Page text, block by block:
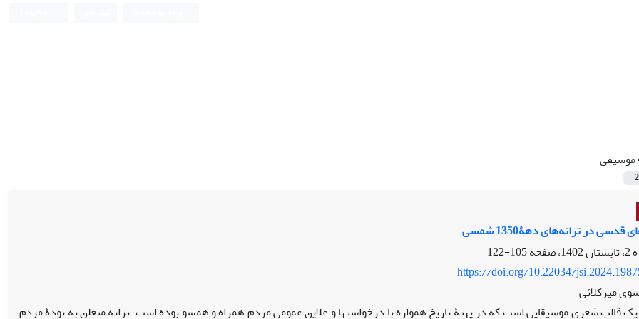
موسیقی
2
قدسی در ترانه‌های دهۀ1350 شمسی
105-122
https://doi.org/10.22034/
میرکلائی
یک قالب شعری­ موسیقایی است که در پهنۀ تاریخ همواره با درخواست­ها و علایق عمومی مردم همراه و همسو بوده است. ترانه متعلق به تودۀ مردم